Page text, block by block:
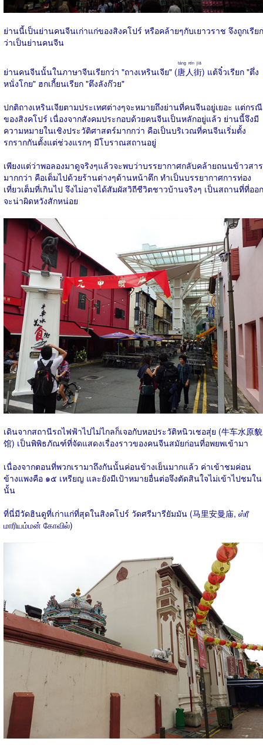
ย่านนี้เป็นย่านคนจีนเก่าแก่ของสิงคโปร์ หรือคล้ายๆกับเยาวราช จึงถูกเรียก
ว่าเป็นย่านคนจีน
ย่านคนจีนนั้นในภาษาจีนเรียกว่า "ถางเหรินเจีย" (唐人街
táng rén jiā
) แต้จิ๋วเรียก "ตึ่ง
หนั่งโกย" ฮกเกี้ยนเรียก "ตึงลังก๊วย"
ปกติถางเหรินเจียตามประเทศต่างๆจะหมายถึงย่านที่คนจีนอยู่เยอะ แต่กรณี
ของสิงคโปร์ เนื่องจากสังคมประกอบด้วยคนจีนเป็นหลักอยู่แล้ว ย่านนี้จึงมี
ความหมายในเชิงประวัติศาสตร์มากกว่า คือเป็นบริเวณที่คนจีนเริ่มตั้ง
รกรากกันตั้งแต่ช่วงแรกๆ มีโบราณสถานอยู่
เพียงแต่ว่าพอลองมาดูจริงๆแล้วจะพบว่าบรรยากาศกลับคล้ายถนนข้าวสาร
มากกว่า คือเต็มไปด้วยร้านต่างๆด้านหน้าตึก ทำเป็นบรรยากาศการท่อง
เที่ยวเต็มที่เกินไป จึงไม่อาจได้สัมผัสวิถีชีวิตชาวบ้านจริงๆ เป็นสถานที่ที่ออก
จะน่าผิดหวังสักหน่อย
เดินจากสถานีรถไฟฟ้าไปไม่ไกลก็เจอกับหอประวัติหนิวเชอสุ่ย (牛车水原貌
馆) เป็นพิพิธภัณฑ์ที่จัดแสดงเรื่องราวของคนจีนสมัยก่อนที่อพยพเข้ามา
เนื่องจากตอนที่พวกเรามาถึงกันนั้นค่อนข้างเย็นมากแล้ว ค่าเข้าชมค่อน
ข้างแพงคือ ๑๕ เหรียญ และยังมีเป้าหมายอื่นต่อจึงตัดสินใจไม่เข้าไปชมใน
นั้น
ที่นี่มีวัดฮินดูที่เก่าแก่ที่สุดในสิงคโปร์ วัดศรีมารียัมมัน (马里安曼庙, ஸ்ரீ
மாரியம்மன் கோவில்)